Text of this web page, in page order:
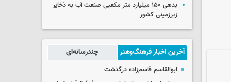
بدهی ۱۵۰ میلیارد متر مکعبی صنعت آب به ذخایر
زیرزمینی کشور
آخرین اخبار فرهنگ‌وهنر چندرسانه‌ای
ابوالقاسم قاسم‌زاده درگذشت